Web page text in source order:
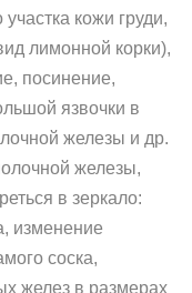
кожи груди,
лимонной корки),
посинение,
язвочки в
железы и др.
железы,
в зеркало:
изменение
соска,
желез в размерах